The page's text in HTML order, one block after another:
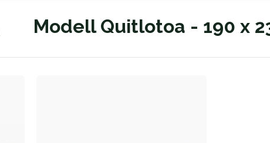
Modell Quitlotoa - 190 x